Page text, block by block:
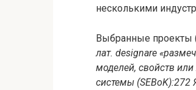
несколькими
Выбранные проекты
лат. designare
моделей, свойств
системы (SEBoK):272